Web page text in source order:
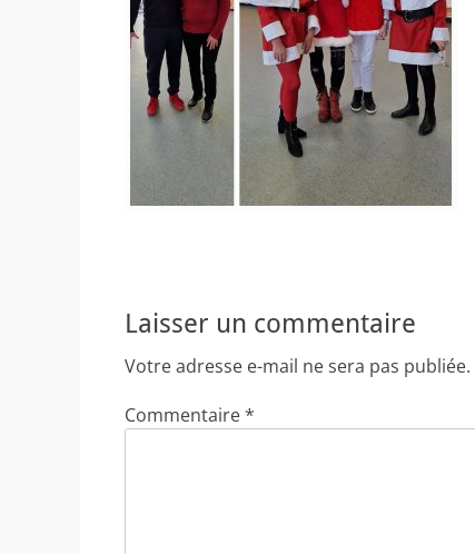
Laisser un commentaire
Votre adresse e-mail ne sera pas publiée.
Commentaire*